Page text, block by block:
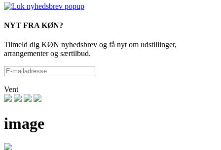
NYT FRA KØN?
Tilmeld dig KØN nyhedsbrev og få nyt om udstillinger,
arrangementer og særtilbud.
Vent
image